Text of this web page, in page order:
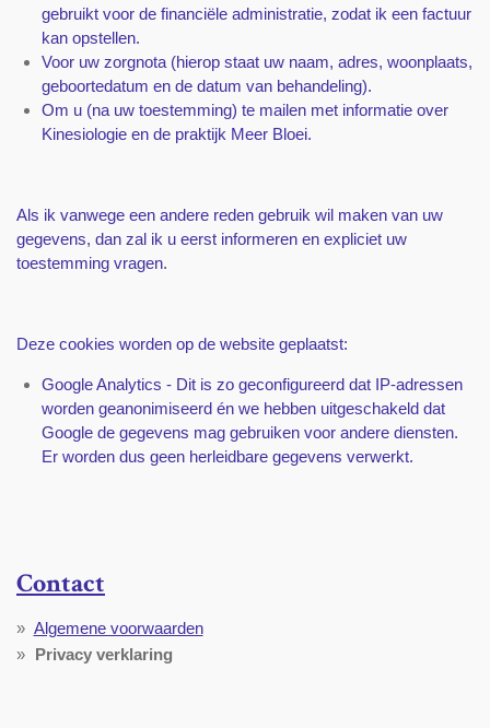
gebruikt voor de financiële administratie, zodat ik een factuur
kan opstellen.
Voor uw zorgnota (hierop staat uw naam, adres, woonplaats,
geboortedatum en de datum van behandeling).
Om u (na uw toestemming) te mailen met informatie over
Kinesiologie en de praktijk Meer Bloei.
Als ik vanwege een andere reden gebruik wil maken van uw
gegevens, dan zal ik u eerst informeren en expliciet uw
toestemming vragen.
Deze cookies worden op de website geplaatst:
Google Analytics - Dit is zo geconfigureerd dat IP-adressen
worden geanonimiseerd én we hebben uitgeschakeld dat
Google de gegevens mag gebruiken voor andere diensten.
Er worden dus geen herleidbare gegevens verwerkt.
Contact
Algemene voorwaarden
Privacy verklaring